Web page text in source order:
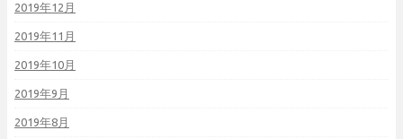
2019年12月
2019年11月
2019年10月
2019年9月
2019年8月